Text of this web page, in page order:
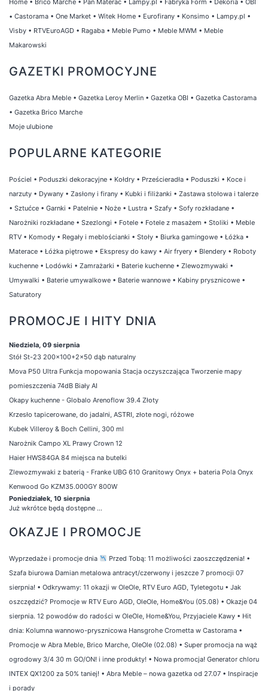
Home • Brico Marche • Pan Materac • Lampy.pl • Fabryka Form • Dekoria • OBI
• Castorama • One Market • Witek Home • Eurofirany • Konsimo • Lampy.pl •
Visby • RTVEuroAGD • Ragaba • Meble Pumo • Meble MWM • Meble
Makarowski
GAZETKI PROMOCYJNE
Gazetka Abra Meble • Gazetka Leroy Merlin • Gazetka OBI • Gazetka Castorama
• Gazetka Brico Marche
Moje ulubione
POPULARNE KATEGORIE
Pościel • Poduszki dekoracyjne • Kołdry • Prześcieradła • Poduszki • Koce i
narzuty • Dywany • Zasłony i firany • Kubki i filiżanki • Zastawa stołowa i talerze
• Sztućce • Garnki • Patelnie • Noże • Lustra • Szafy • Sofy rozkładane •
Narożniki rozkładane • Szezlongi • Fotele • Fotele z masażem • Stoliki • Meble
RTV • Komody • Regały i meblościanki • Stoły • Biurka gamingowe • Łóżka •
Materace • Łóżka piętrowe • Ekspresy do kawy • Air fryery • Blendery • Roboty
kuchenne • Lodówki • Zamrażarki • Baterie kuchenne • Zlewozmywaki •
Umywalki • Baterie umywalkowe • Baterie wannowe • Kabiny prysznicowe •
Saturatory
PROMOCJE I HITY DNIA
Niedziela, 09 sierpnia
Stół St-23 200x100+2x50 dąb naturalny
Mova P50 Ultra Funkcja mopowania Stacja oczyszczająca Tworzenie mapy
pomieszczenia 74dB Biały AI
Okapy kuchenne - Globalo Arenoflow 39.4 Złoty
Krzesło tapicerowane, do jadalni, ASTRI, złote nogi, różowe
Kubek Villeroy & Boch Cellini, 300 ml
Narożnik Campo XL Prawy Crown 12
Haier HWS84GA 84 miejsca na butelki
Zlewozmywaki z baterią - Franke UBG 610 Granitowy Onyx + bateria Pola Onyx
Kenwood Go KZM35.000GY 800W
Poniedziałek, 10 sierpnia
Już wkrótce będą dostępne ...
OKAZJE I PROMOCJE
Wyprzedaże i promocje dnia Przed Tobą: 11 możliwości zaoszczędzenia!•
Szafa biurowa Damian metalowa antracyt/czerwony i jeszcze 7 promocji 07
sierpnia! • Odkrywamy: 11 okazji w OleOle, RTV Euro AGD, Tyletegotu • Jak
oszczędzić? Promocje w RTV Euro AGD, OleOle, Home&You (05.08) • Okazje 04
sierpnia. 12 powodów do radości w OleOle, Home&You, Przyjaciele Kawy • Hit
dnia: Kolumna wannowo-prysznicowa Hansgrohe Crometta w Castorama •
Promocje w Abra Meble, Brico Marche, OleOle (02.08) • Super promocja na wąż
ogrodowy 3/4 30 m GO/ON! i inne produkty! • Nowa promocja! Generator chloru
INTEX QX1200 za 50% taniej! • Abra Meble – nowa gazetka od 27.07 • Inspiracje
i porady